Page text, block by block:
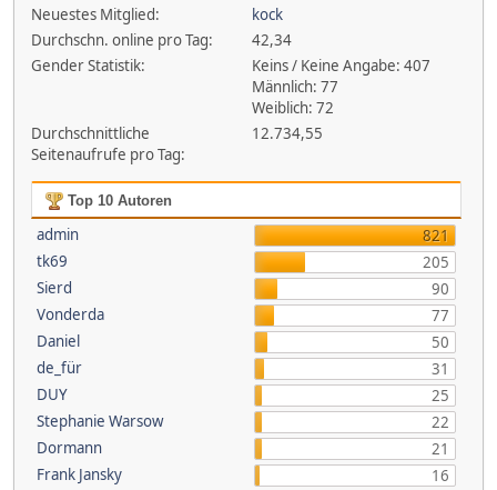
Neuestes Mitglied:
kock
Durchschn. online pro Tag:
42,34
Gender Statistik:
Keins / Keine Angabe: 407
Männlich: 77
Weiblich: 72
Durchschnittliche
Seitenaufrufe pro Tag:
12.734,55
Top 10 Autoren
admin
821
tk69
205
Sierd
90
Vonderda
77
Daniel
50
de_für
31
DUY
25
Stephanie Warsow
22
Dormann
21
Frank Jansky
16